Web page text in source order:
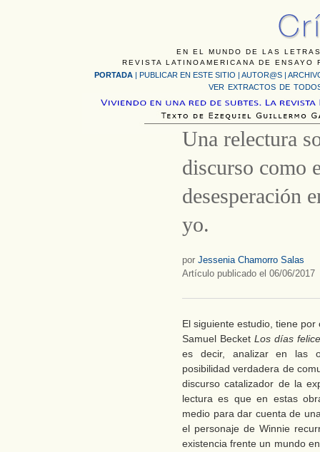
EN EL MUNDO DE LAS
REVISTA LATINOAMERICANA DE
PORTADA | PUBLICAR EN ESTE SITIO | AUTOR@S |
VER EXTRACTOS DE
Una relectura
discurso como
desesperación
yo.
por Jessenia Chamorro Salas
Artículo publicado el 06/06/2017
El siguiente estudio, tiene
Samuel Becket Los días
es decir, analizar en las
posibilidad verdadera de
discurso catalizador de la
lectura es que en estas
medio para dar cuenta de
el personaje de Winnie
existencia frente un mundo